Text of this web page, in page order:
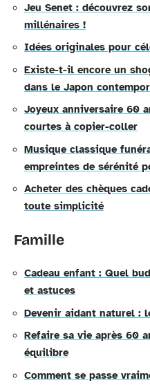
Jeu Senet : découvrez
millénaires !
Idées originales pour
Existe-t-il encore un
dans le Japon
Joyeux anniversaire 60
courtes à copier-coller
Musique classique
empreintes de sérénité
Acheter des chèques
toute simplicité
Famille
Cadeau enfant : Quel
et astuces
Devenir aidant naturel :
Refaire sa vie après 60
équilibre
Comment se passe